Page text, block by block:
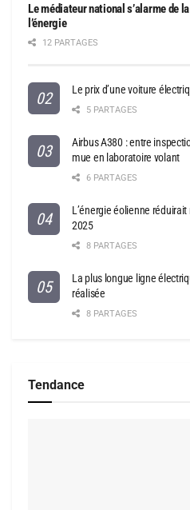
Le médiateur national s’alarme de
l’énergie
12 PARTAGES
Le prix d’une voiture
5 PARTAGES
Airbus A380 : entre
mue en laboratoire volant
6 PARTAGES
L’énergie éolienne
2025
8 PARTAGES
La plus longue ligne
réalisée
8 PARTAGES
Tendance